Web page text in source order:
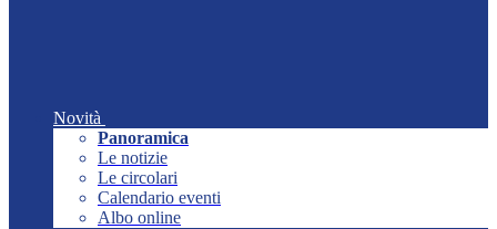
Novità
Panoramica
Le notizie
Le circolari
Calendario eventi
Albo online